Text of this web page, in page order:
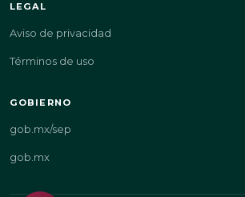
LEGAL
Aviso de privacidad
Términos de uso
GOBIERNO
gob.mx/sep
gob.mx